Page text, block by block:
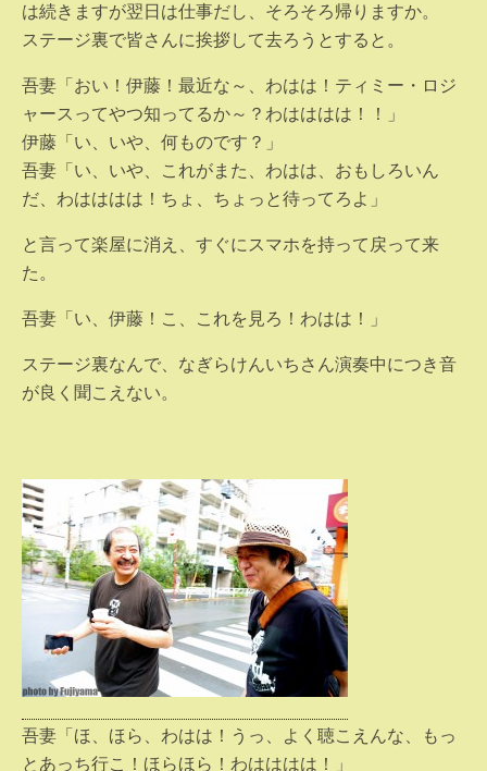
は続きますが翌日は仕事だし、そろそろ帰りますか。
ステージ裏で皆さんに挨拶して去ろうとすると。
吾妻「おい！伊藤！最近な～、わはは！ティミー・ロジ
ャースってやつ知ってるか～？わはははは！！」
伊藤「い、いや、何ものです？」
吾妻「い、いや、これがまた、わはは、おもしろいん
だ、わはははは！ちょ、ちょっと待ってろよ」
と言って楽屋に消え、すぐにスマホを持って戻って来
た。
吾妻「い、伊藤！こ、これを見ろ！わはは！」
ステージ裏なんで、なぎらけんいちさん演奏中につき音
が良く聞こえない。
吾妻「ほ、ほら、わはは！うっ、よく聴こえんな、もっ
とあっち行こ！ほらほら！わはははは！」